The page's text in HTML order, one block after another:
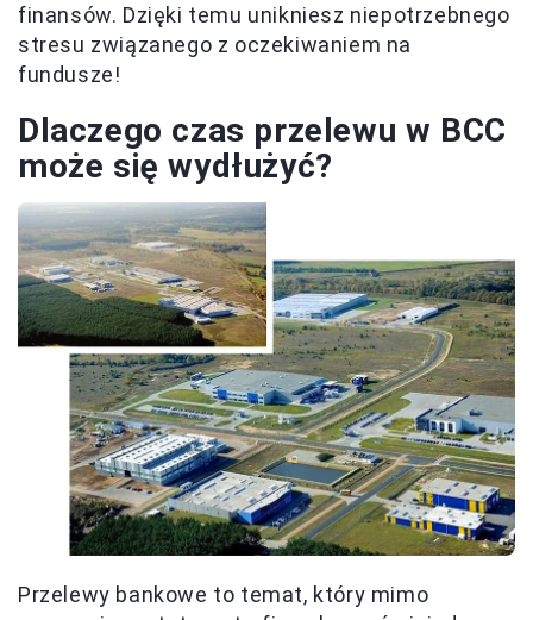
finansów. Dzięki temu unikniesz niepotrzebnego
stresu związanego z oczekiwaniem na
fundusze!
Dlaczego czas przelewu w BCC
może się wydłużyć?
Przelewy bankowe to temat, który mimo